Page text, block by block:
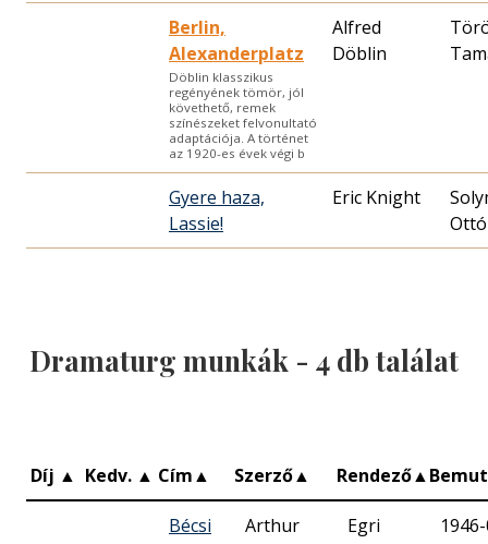
Berlin,
Alexanderplatz
Döblin klasszikus
regényének tömör, jól
követhető, remek
színészeket felvonultató
adaptációja. A történet
az 1920-es évek végi b
Alfred
Döblin
Gyere haza,
Lassie!
Eric Knight
Ottó
Dramaturg munkák - 4 db találat
Díj ▲ Kedv. ▲ Cím▲ Szerző▲ Rendező▲
Bécsi
Arthur
Egri